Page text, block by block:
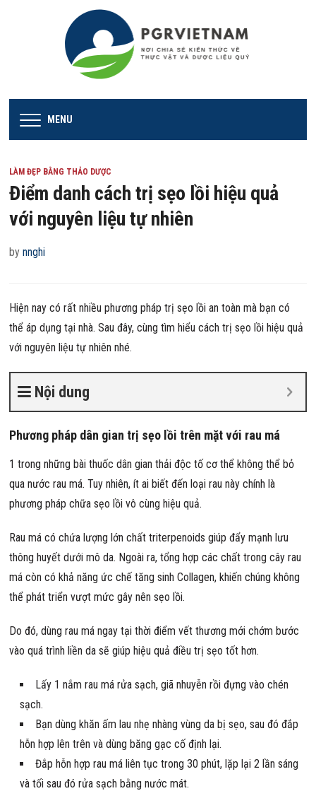
MENU
LÀM ĐẸP BẰNG THẢO DƯỢC
Điểm danh cách trị sẹo lồi hiệu quả
với nguyên liệu tự nhiên
bynnghi
Hiện nay có rất nhiều phương pháp trị sẹo lồi an toàn mà bạn có
thể áp dụng tại nhà. Sau đây, cùng tìm hiểu cách trị sẹo lồi hiệu quả
với nguyên liệu tự nhiên nhé.
Nội dung
Phương pháp dân gian trị sẹo lồi trên mặt với rau má
1 trong những bài thuốc dân gian thải độc tố cơ thể không thể bỏ
qua nước rau má. Tuy nhiên, ít ai biết đến loại rau này chính là
phương pháp chữa sẹo lồi vô cùng hiệu quả.
Rau má có chứa lượng lớn chất triterpenoids giúp đẩy mạnh lưu
thông huyết dưới mô da. Ngoài ra, tổng hợp các chất trong cây rau
má còn có khả năng ức chế tăng sinh Collagen, khiến chúng không
thể phát triển vượt mức gây nên sẹo lồi.
Do đó, dùng rau má ngay tại thời điểm vết thương mới chớm bước
vào quá trình liền da sẽ giúp hiệu quả điều trị sẹo tốt hơn.
Lấy 1 nắm rau má rửa sạch, giã nhuyễn rồi đựng vào chén
sạch.
Bạn dùng khăn ấm lau nhẹ nhàng vùng da bị sẹo, sau đó đắp
hỗn hợp lên trên và dùng băng gạc cố định lại.
Đắp hỗn hợp rau má liên tục trong 30 phút, lặp lại 2 lần sáng
và tối sau đó rửa sạch bằng nước mát.